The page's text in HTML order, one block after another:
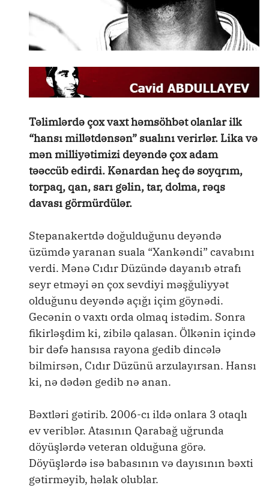
Təlimlərdə çox vaxt həmsöhbət olanlar ilk
“hansı millətdənsən” sualını verirlər. Lika və
mən milliyətimizi deyəndə çox adam
təəccüb edirdi. Kənardan heç də soyqrım,
torpaq, qan, sarı gəlin, tar, dolma, rəqs
davası görmürdülər.
Stepanakertdə doğulduğunu deyəndə
üzümdə yaranan suala “Xankəndi” cavabını
verdi. Mənə Cıdır Düzündə dayanıb ətrafı
seyr etməyi ən çox sevdiyi məşğuliyyət
olduğunu deyəndə açığı içim göynədi.
Gecənin o vaxtı orda olmaq istədim. Sonra
fikirləşdim ki, zibilə qalasan. Ölkənin içində
bir dəfə hansısa rayona gedib dincələ
bilmirsən, Cıdır Düzünü arzulayırsan. Hansı
ki, nə dədən gedib nə anan.
Bəxtləri gətirib. 2006-cı ildə onlara 3 otaqlı
ev veriblər. Atasının Qarabağ uğrunda
döyüşlərdə veteran olduğuna görə.
Döyüşlərdə isə babasının və dayısının bəxti
gətirməyib, həlak olublar.